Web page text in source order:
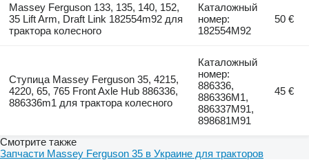
Massey Ferguson 133, 135, 140, 152,
35 Lift Arm, Draft Link 182554m92 для
трактора колесного
Каталожный
номер:
182554M92
50 €
Ступица Massey Ferguson 35, 4215,
4220, 65, 765 Front Axle Hub 886336,
886336m1 для трактора колесного
Каталожный
номер:
886336,
886336M1,
886337M91,
898681M91
45 €
Смотрите также
Запчасти Massey Ferguson 35 в Украине для тракторов